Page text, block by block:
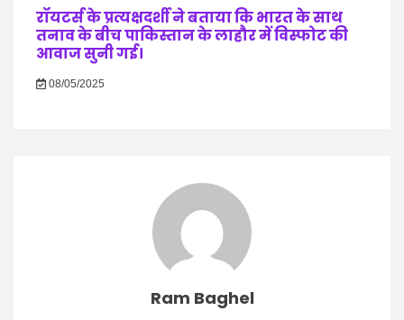
रॉयटर्स के प्रत्यक्षदर्शी ने बताया कि भारत के साथ
तनाव के बीच पाकिस्तान के लाहौर में विस्फोट की
आवाज सुनी गई।
08/05/2025
Ram Baghel